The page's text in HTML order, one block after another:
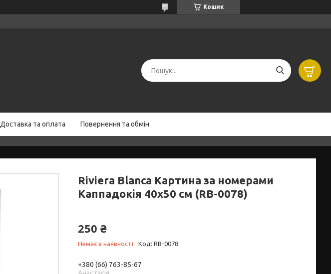
Кошик
Доставка та оплата Повернення та обмін
Riviera Blanca Картина за номерами
Каппадокія 40x50 см (RB-0078)
250 ₴
Немає в наявності Код: RB-0078
+380 (66) 763-85-67